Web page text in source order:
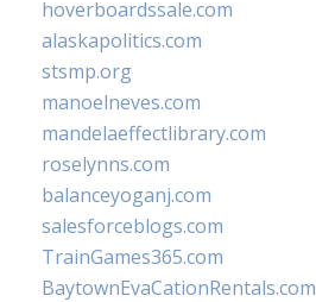
hoverboardssale.com
alaskapolitics.com
stsmp.org
manoelneves.com
mandelaeffectlibrary.com
roselynns.com
balanceyoganj.com
salesforceblogs.com
TrainGames365.com
BaytownEvaCationRentals.com